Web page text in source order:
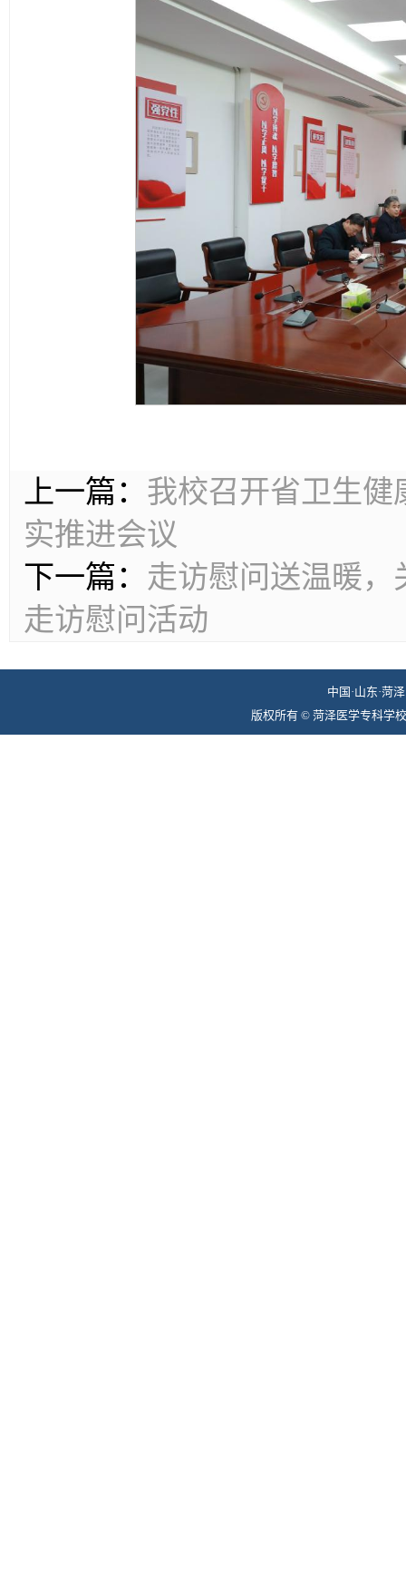
上一篇： 我校召开省卫生健
实推进会议
下一篇： 走访慰问送温暖
走访慰问活动
中国·山东·菏
版权所有 © 菏泽医学专科学